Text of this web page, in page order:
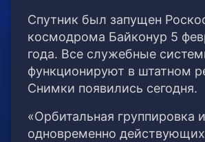
Спутник был запущен
космодрома Байконур 5
года. Все служебные
функционируют в штатном
Снимки появились сегодня.
«Орбитальная группировка
одновременно действующих